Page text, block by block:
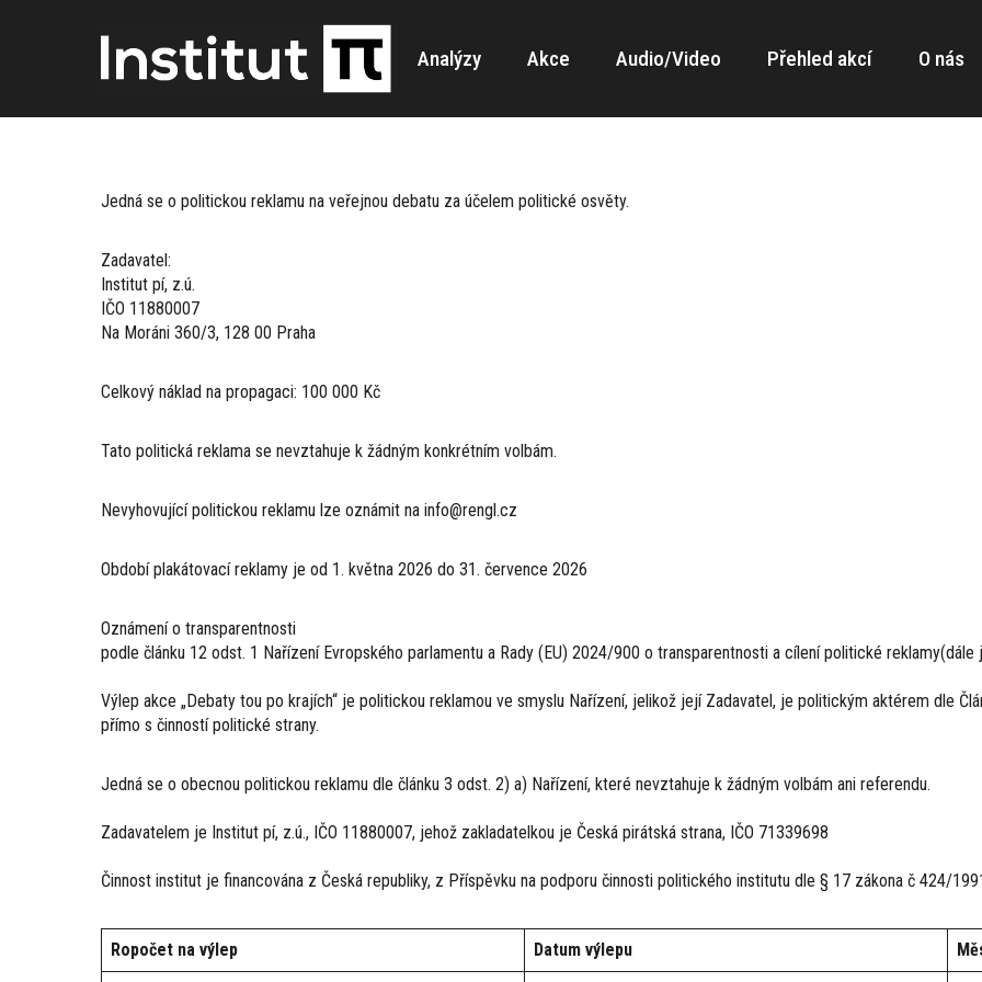
Analýzy Akce Audio/Video Přehled akcí O nás
Jedná se o politickou reklamu na veřejnou debatu za účelem politické osvěty.
Zadavatel:
Institut pí, z.ú.
IČO 11880007
Na Moráni 360/3, 128 00 Praha
Celkový náklad na propagaci: 100 000 Kč
Tato politická reklama se nevztahuje k žádným konkrétním volbám.
Nevyhovující politickou reklamu lze oznámit na info@rengl.cz
Období plakátovací reklamy je od 1. května 2026 do 31. července 2026
Oznámení o transparentnosti
podle článku 12 odst. 1 Nařízení Evropského parlamentu a Rady (EU) 2024/900 o transparentnosti a cílení politické reklamy(dále
Výlep akce „Debaty tou po krajích“ je politickou reklamou ve smyslu Nařízení, jelikož její Zadavatel, je politickým aktérem dle
přímo s činností politické strany.
Jedná se o obecnou politickou reklamu dle článku 3 odst. 2) a) Nařízení, které nevztahuje k žádným volbám ani referendu.
Zadavatelem je Institut pí, z.ú., IČO 11880007, jehož zakladatelkou je Česká pirátská strana, IČO 71339698
Činnost institut je financována z Česká republiky, z Příspěvku na podporu činnosti politického institutu dle § 17 zákona č 424/
Ropočet na výlep Datum výlepu